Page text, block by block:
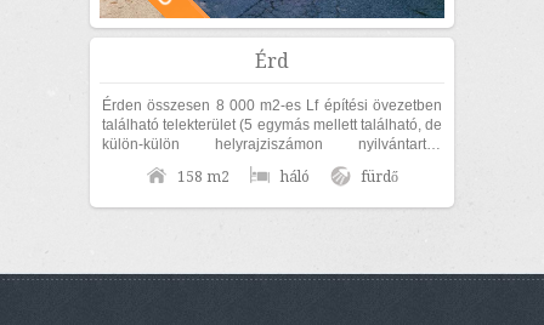
Érd
Érden összesen 8 000 m2-es Lf építési övezetben
található telekterület (5 egymás mellett található, de
külön-külön helyrajziszámon nyilvántartott
területből áll), 158 m2-es...
158 m2 háló fürdő